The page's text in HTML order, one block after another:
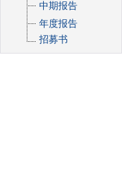
中期报告
年度报告
招募书